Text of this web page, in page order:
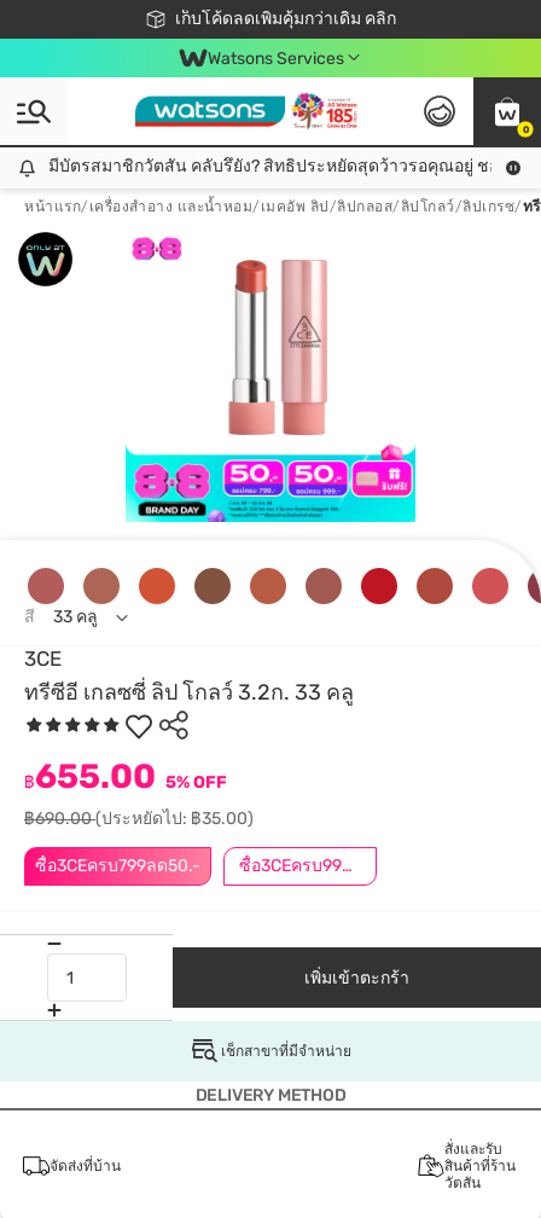
เก็บโค้ดลดเพิ่มคุ้มกว่าเดิม คลิก
ชอปออนไลน์ครั้งแรก ลดเพิ่มจุก ๆ 10%! 🎉
📦ส่งฟรี! เมื่อชอป 499฿
สมาชิกวัตสัน คลับดียังไง?
Watsons Services
0
มีบัตรสมาชิกวัตสัน คลับรึยัง? สิทธิประหยัดสุดว้าวรอคุณอยู่ ชอปคุ้มกว่าเดิม คลิก!
มีบัตรสมาชิกวัตสัน คลับรึยัง? สิทธิประหยัดสุดว้าวรอคุณอยู่ ชอปคุ้มก
หน้าแรก/ เครื่องสำอาง และน้ำหอม/ เมคอัพ ลิป /ลิปกลอส/ลิปโกลว์/ลิปเกรซ/ท
3CE
ทรีซีอี เกลซซี่ ลิป โกลว์ 3.2ก. 33 คลู
ซื้อ3CEครบ799ลด50.- ซื้อ3CEครบ999ลด50.-
฿655.00 5% OFF
฿690.00(ประหยัดไป: ฿35.00)
สี 33 คลู
เพิ่มเข้าตะกร้า
เช็กสาขาที่มีจำหน่าย
DELIVERY METHOD
จัดส่งที่บ้าน
สั่งและรับ
สินค้าที่ร้าน
วัตสัน